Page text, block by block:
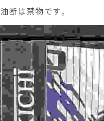
油断は禁物です。